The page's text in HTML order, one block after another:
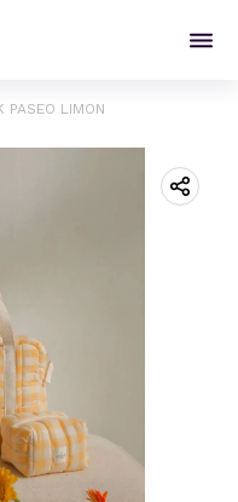
PASEO LIMON